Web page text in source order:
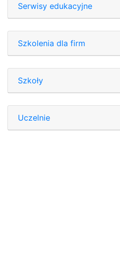
Serwisy edukacyjne
Szkolenia dla firm
Szkoły
Uczelnie